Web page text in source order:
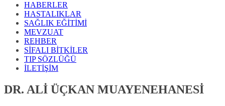
HABERLER
HASTALIKLAR
SAĞLIK EĞİTİMİ
MEVZUAT
REHBER
SİFALI BİTKİLER
TIP SÖZLÜĞÜ
İLETİŞİM
DR. ALİ ÜÇKAN MUAYENEHANESİ